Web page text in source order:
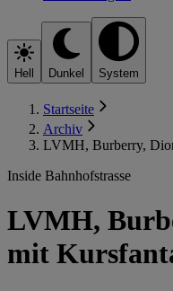
Hell Dunkel System
Startseite
Archiv
LVMH, Burberry,
Inside Bahnhofstrasse
LVMH,
mit